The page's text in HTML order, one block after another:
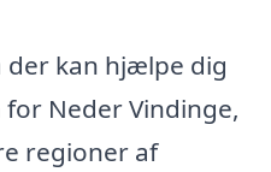
der kan hjælpe dig
Neder Vindinge,
regioner af